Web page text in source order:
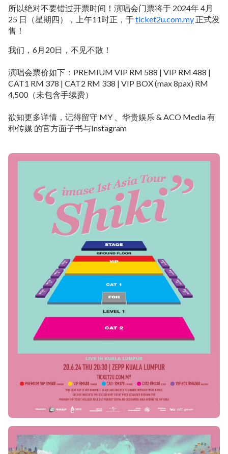
所以绝对不要错过开票时间！演唱会门票将于 2024年 4月
25 日（星期四），上午11时正，于ticket2u.com.my 正式发
售！
我们，6月20日，不见不散！
演唱会票价如下：PREMIUM VIP RM 588 | VIP RM 488 |
CAT1 RM 378 | CAT2 RM 338 | VIP BOX (max 8pax) RM
4,500（未包含手续费）
欲知更多详情，记得留守 MY 、华贵娱乐 & ACO Media 有
种传媒 的官方面子书与Instagram